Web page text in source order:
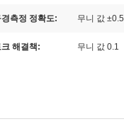
측정 정확도: 무니 값 ±0.5
해결책: 무니 값 0.1